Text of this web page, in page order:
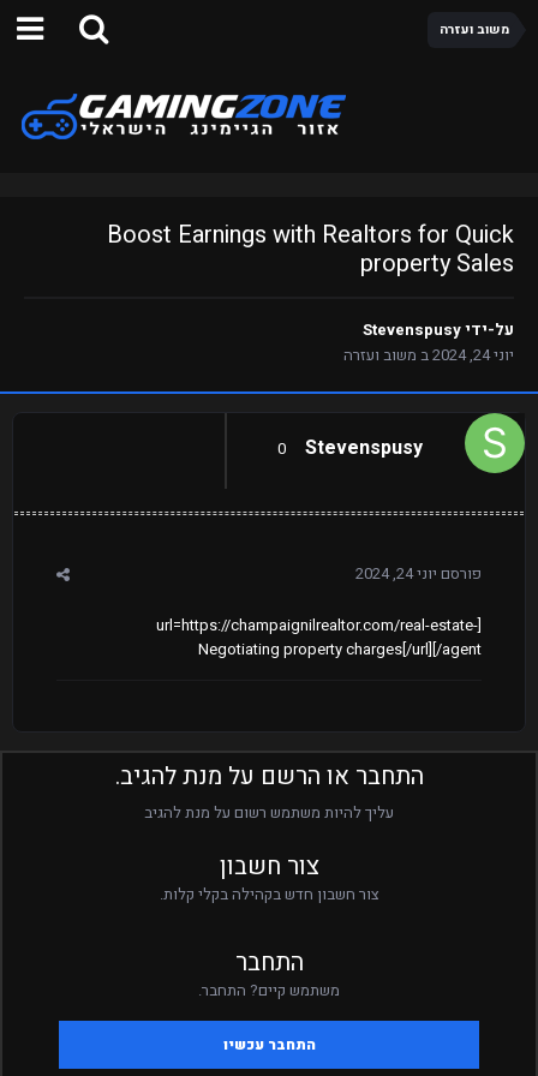
משוב ועזרה
Boost Earnings with Realtors for Quick
property Sales
על-ידיStevenspusy
יוני 24, 2024
ב משוב ועזרה
Stevenspusy
0
פורסם יוני 24, 2024
[url=https://champaignilrealtor.com/real-estate-
agent/]Negotiating property charges[/url]
התחבר או הרשם על מנת להגיב.
עליך להיות משתמש רשום על מנת להגיב
צור חשבון
צור חשבון חדש בקהילה בקלי קלות.
התחבר
משתמש קיים? התחבר.
התחבר עכשיו